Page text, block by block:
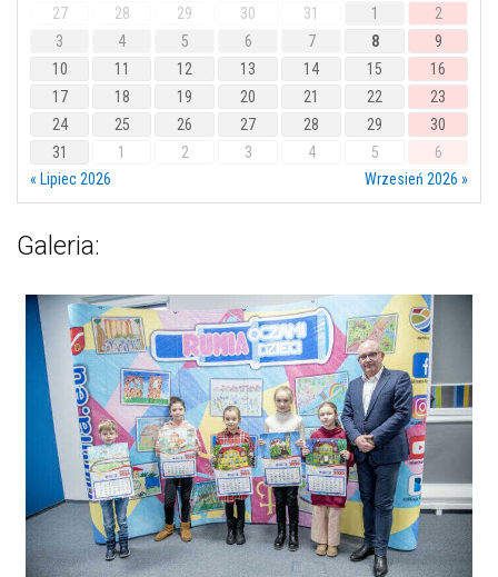
27
28 29 30 31 1
2
3
4 5 6 7 8
9
10
11 12 13 14 15
16
17
18 19 20 21 22
23
24
25 26 27 28 29
30
31
1 2 3 4 5
6
« Lipiec 2026
Wrzesień 2026 »
Galeria: